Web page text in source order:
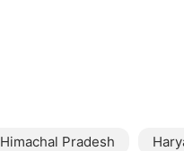
Himachal Pradesh